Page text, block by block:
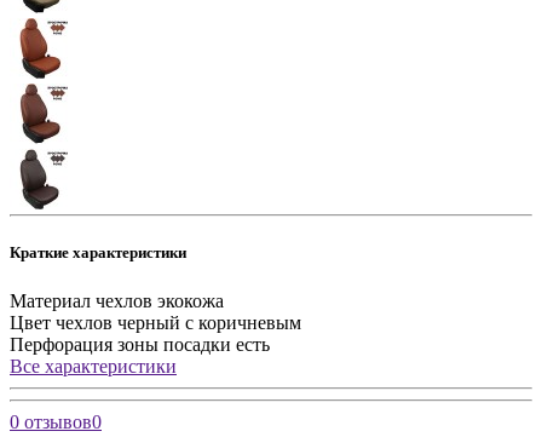
Краткие характеристики
Материал чехлов экокожа
Цвет чехлов черный с коричневым
Перфорация зоны посадки есть
Все характеристики
0 отзывов0